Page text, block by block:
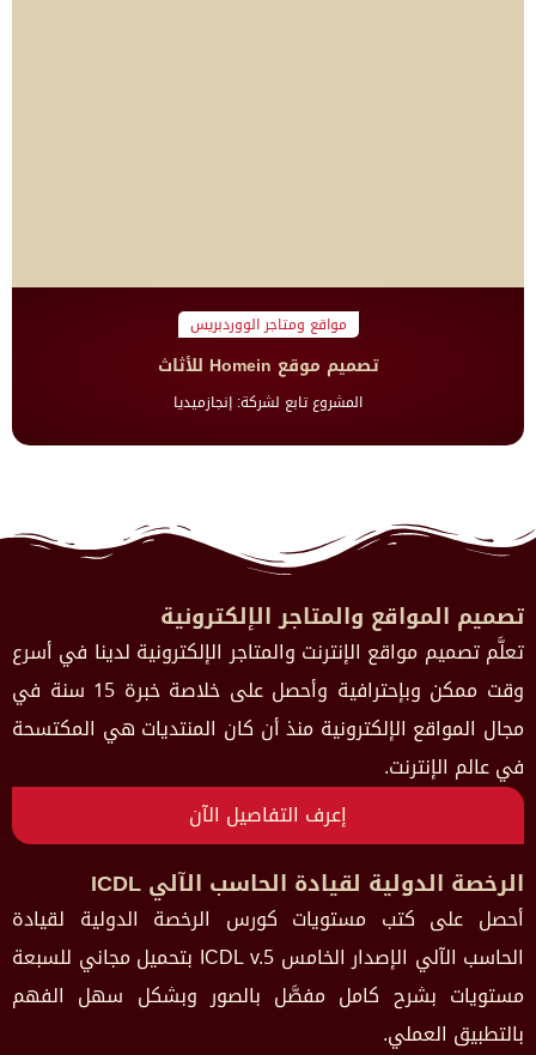
مواقع ومتاجر الووردبريس
تصميم موقع Homein للأثاث
المشروع تابع لشركة: إنجازميديا
تصميم المواقع والمتاجر الإلكترونية
تعلَّم تصميم مواقع الإنترنت والمتاجر الإلكترونية لدينا في أسرع
وقت ممكن وبإحترافية وأحصل على خلاصة خبرة 15 سنة في
مجال المواقع الإلكترونية منذ أن كان المنتديات هي المكتسحة
في عالم الإنترنت.
إعرف التفاصيل الآن
الرخصة الدولية لقيادة الحاسب الآلي ICDL
أحصل على كتب مستويات كورس الرخصة الدولية لقيادة
الحاسب الآلي الإصدار الخامس ICDL v.5 بتحميل مجاني للسبعة
مستويات بشرح كامل مفصَّل بالصور وبشكل سهل الفهم
بالتطبيق العملي.